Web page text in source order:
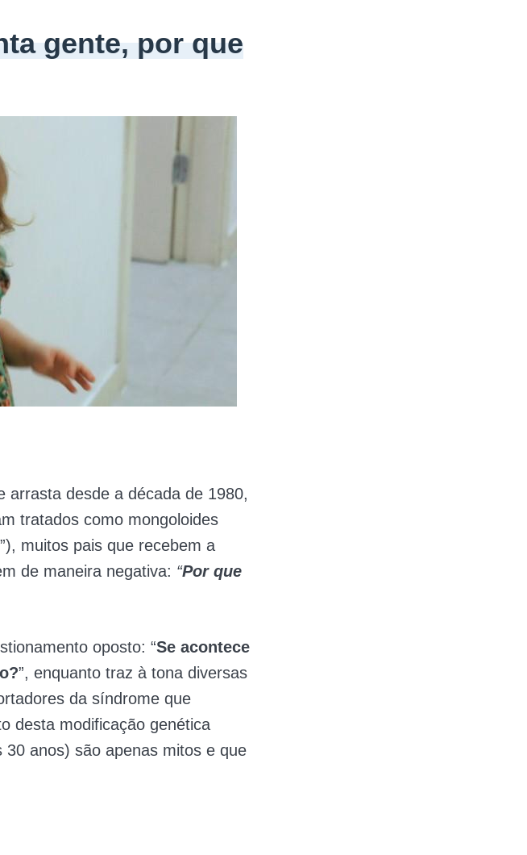
gente, por que
arrasta desde a década de 1980,
tratados como mongoloides
muitos pais que recebem a
de maneira negativa: “Por que
oposto: “Se acontece
”, enquanto traz à tona diversas
da síndrome que
desta modificação genética
anos) são apenas mitos e que